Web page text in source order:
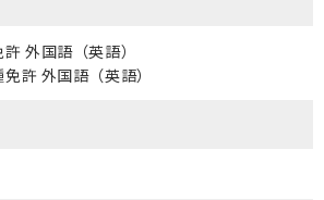
外国語（英語）
許 外国語（英語）